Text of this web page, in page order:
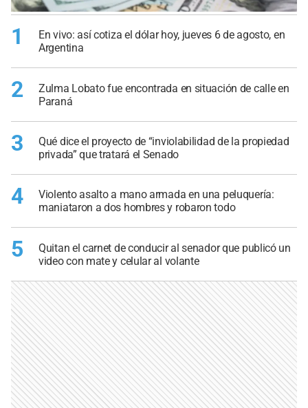
1
En vivo: así cotiza el dólar hoy, jueves 6 de agosto, en
Argentina
2
Zulma Lobato fue encontrada en situación de calle en
Paraná
3
Qué dice el proyecto de “inviolabilidad de la propiedad
privada” que tratará el Senado
4
Violento asalto a mano armada en una peluquería:
maniataron a dos hombres y robaron todo
5
Quitan el carnet de conducir al senador que publicó un
video con mate y celular al volante